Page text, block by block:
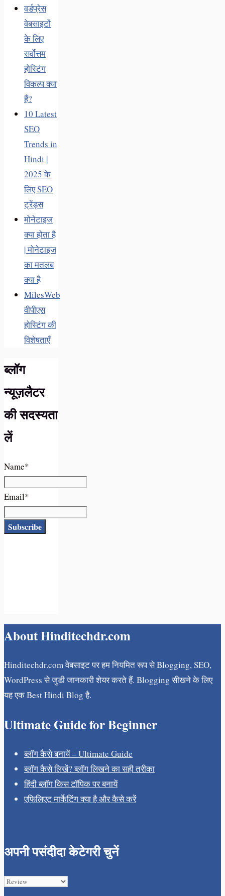
वर्डप्रेस
वेबसाइटों
के लिए
सर्वोत्तम
होस्टिंग
विकल्प क्या
हैं?
10 Latest
SEO
Trends in
Hindi |
2025 के
लिए SEO
ट्रेंड्स
मोनेटाइज
क्या होता है
| मोनेटाइज
का मतलब
क्या है
MilesWeb
वीपीएस
होस्टिंग की
विशेषताएँ
ब्लॉग
न्यूज़लैटर
की सदस्यता
लें
Name*
Email*
About Hinditechdr.com
Hinditechdr.com वेबसाइट पर हम नियमित रूप से Blogging, SEO,
WordPress से जुडी जानकारी शेयर करते हैं. Blogging सीखने के लिए
यह एक Best Hindi Blog है.
Ultimate Guide for Beginner
ब्लॉग कैसे बनायें – Ultimate Guide
ब्लॉग कैसे लिखें? ब्लॉग लिखने का सही तरीका
हिंदी ब्लॉग किस टॉपिक पर बनायें
एफिलिएट मार्केटिंग क्या है और कैसे करें
अपनी पसंदीदा केटेगरी चुनें
अपनी